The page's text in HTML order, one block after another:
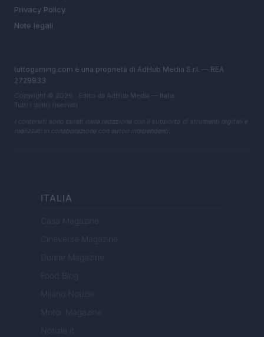
Privacy Policy
Note legali
tuttogaming.com è una proprietà di AdHub Media S.r.l. — REA
2729933
Copyright © 2026 · Edito da AdHub Media — Italia
Tutti i diritti riservati
I contenuti sono curati dalla redazione con il supporto di strumenti digitali e
realizzati in collaborazione con autori indipendenti.
ITALIA
Casa Magazine
Cineverse Magazine
Donne Magazine
Food Blog
Milano Notizie
Motor Magazine
Notizie.it